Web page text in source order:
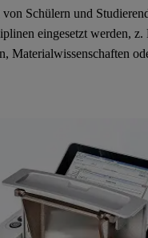
Schülern und
eingesetzt werden,
Materialwissenschaften